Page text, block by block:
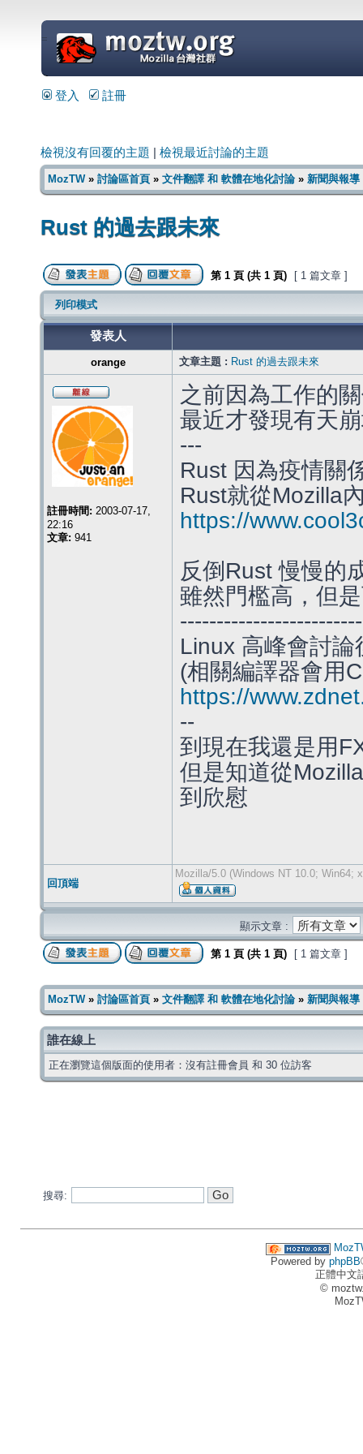
=
登入 註冊
檢視沒有回覆的主題 檢視最近討論的主題
MozTW» 討論區首頁 » 文件翻譯 和 軟體在地化討論 » 新聞與報導
Rust 的過去跟未來
第 1 頁 (共 1 頁) [ 1 篇文章 ]
列印模式
發表人
orange 文章主題 : Rust 的過去跟未來
註冊時間: 2003-07-17,
22:16
文章: 941
之前因為工作的
最近才發現有天
---
Rust 因為疫情關
Rust就從Mozilla
https://
反倒Rust 慢慢的
雖然門檻高，但
Linux 高峰會討
(相關編譯器會用
https://
--
到現在我還是用
但是知道從
到欣慰
回頂端
Mozilla/5.0 (Windows NT 10.0; Win64;
顯示文章 :
第 1 頁 (共 1 頁) [ 1 篇文章 ]
MozTW» 討論區首頁 » 文件翻譯 和 軟體在地化討論 » 新聞與報導
誰在線上
正在瀏覽這個版面的使用者：沒有註冊會員 和 30 位訪客
搜尋:
Powered by phpBB
正體中文
©